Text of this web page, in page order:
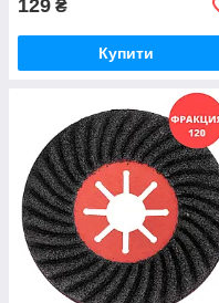
129 ₴
Купити